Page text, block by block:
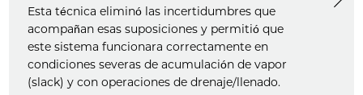
Esta técnica eliminó las incertidumbres que
acompañan esas suposiciones y permitió que
este sistema funcionara correctamente en
condiciones severas de acumulación de vapor
(slack) y con operaciones de drenaje/llenado.